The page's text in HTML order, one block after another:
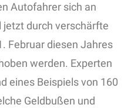
Autofahrer sich an
jetzt durch verschärfte
Februar diesen Jahres
werden. Experten
eines Beispiels von 160
Geldbußen und